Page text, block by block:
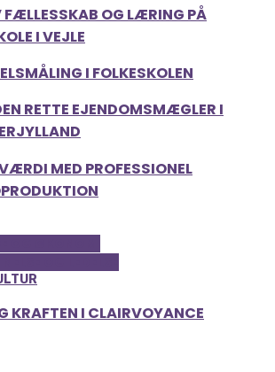
FÆLLESSKAB OG LÆRING PÅ
I VEJLE
I FOLKESKOLEN
RETTE EJENDOMSMÆGLER I
MED PROFESSIONEL
KRAFTEN I CLAIRVOYANCE